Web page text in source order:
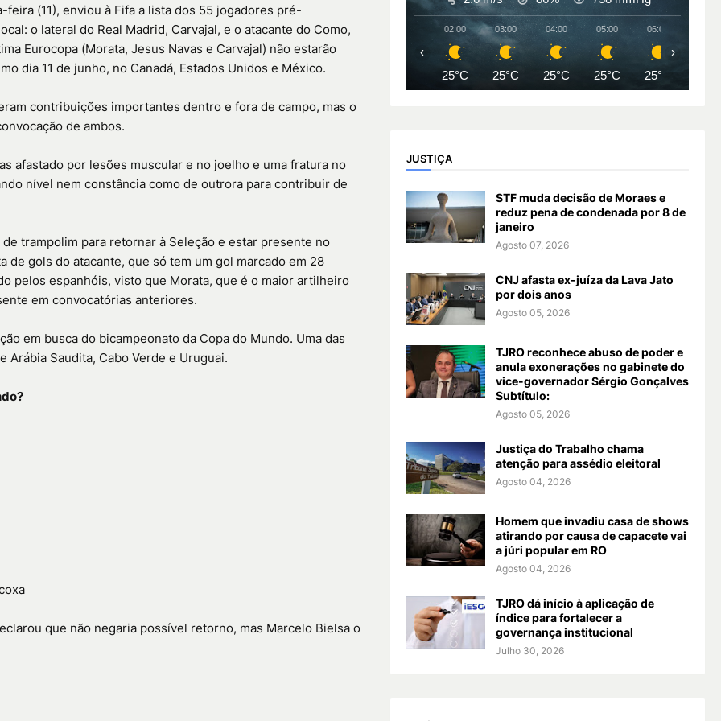
(11), enviou à Fifa a lista dos 55 jogadores pré-
o lateral do Real Madrid, Carvajal, e o atacante do Como,
Eurocopa (Morata, Jesus Navas e Carvajal) não estarão
dia 11 de junho, no Canadá, Estados Unidos e México.
contribuições importantes dentro e fora de campo, mas o
de ambos.
afastado por lesões muscular e no joelho e uma fratura no
nível nem constância como de outrora para contribuir de
trampolim para retornar à Seleção e estar presente no
de gols do atacante, que só tem um gol marcado em 28
pelos espanhóis, visto que Morata, que é o maior artilheiro
em convocatórias anteriores.
em busca do bicampeonato da Copa do Mundo. Uma das
Arábia Saudita, Cabo Verde e Uruguai.
que não negaria possível retorno, mas Marcelo Bielsa o
02:00
25°C
03:00
25°C
04:00
25°C
05:00
25°C
06:00
25°C
‹ ›
JUSTIÇA
STF muda decisão de Moraes e
reduz pena de condenada por 8 de
janeiro
Agosto 07, 2026
CNJ afasta ex-juíza da Lava Jato
por dois anos
Agosto 05, 2026
TJRO reconhece abuso de poder e
anula exonerações no gabinete do
vice-governador Sérgio Gonçalves
Subtítulo:
Agosto 05, 2026
Justiça do Trabalho chama
atenção para assédio eleitoral
Agosto 04, 2026
Homem que invadiu casa de shows
atirando por causa de capacete vai
a júri popular em RO
Agosto 04, 2026
TJRO dá início à aplicação de
índice para fortalecer a
governança institucional
Julho 30, 2026